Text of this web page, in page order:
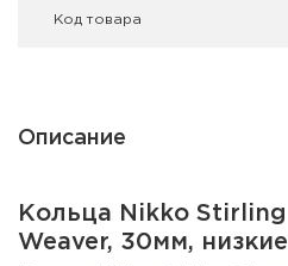
Комплекты
Код товара
Описание
Кольца Nikko
Weaver, 30мм, низкие